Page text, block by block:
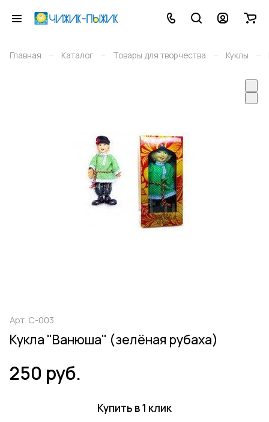
Главная – Каталог – Товары для творчества – Куклы –
Арт. С-003
Кукла "Ванюша" (зелёная рубаха)
250 руб.
Купить в 1 клик